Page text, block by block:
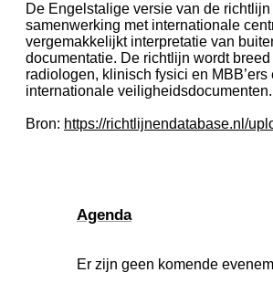
De Engelstalige versie van de
samenwerking met internationale
vergemakkelijkt interpretatie van
documentatie. De richtlijn wordt
radiologen, klinisch fysici en MBB’ers
internationale veiligheidsdocumenten.
Bron: https://richtlijnendatabase.nl/
Agenda
Er zijn geen komende